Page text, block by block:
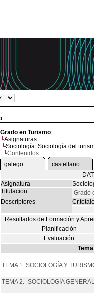
Grado en Turismo
Asignaturas
Sociología: Sociología del
Contenidos
galego
castellano
Asignatura
Titulacion
Grado
Descriptores
Resultados de Formación y
Planificación
Evaluación
Tema
TEMA 1: SOCIOLOGÍA Y
TEMA 2.- SOCIOLOGÍA